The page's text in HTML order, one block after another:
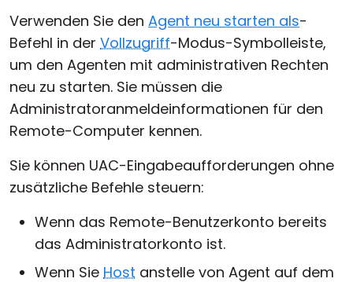
Verwenden Sie den Agent neu starten als-
Befehl in der Vollzugriff-Modus-Symbolleiste,
um den Agenten mit administrativen Rechten
neu zu starten. Sie müssen die
Administratoranmeldeinformationen für den
Remote-Computer kennen.
Sie können UAC-Eingabeaufforderungen ohne
zusätzliche Befehle steuern:
Wenn das Remote-Benutzerkonto bereits
das Administratorkonto ist.
Wenn Sie Host anstelle von Agent auf dem